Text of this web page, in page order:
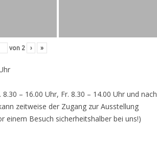
von 2 › »
– 16.00 Uhr, Fr. 8.30 – 14.00 Uhr und nach
zeitweise der Zugang zur Ausstellung
einem Besuch sicherheitshalber bei uns!)